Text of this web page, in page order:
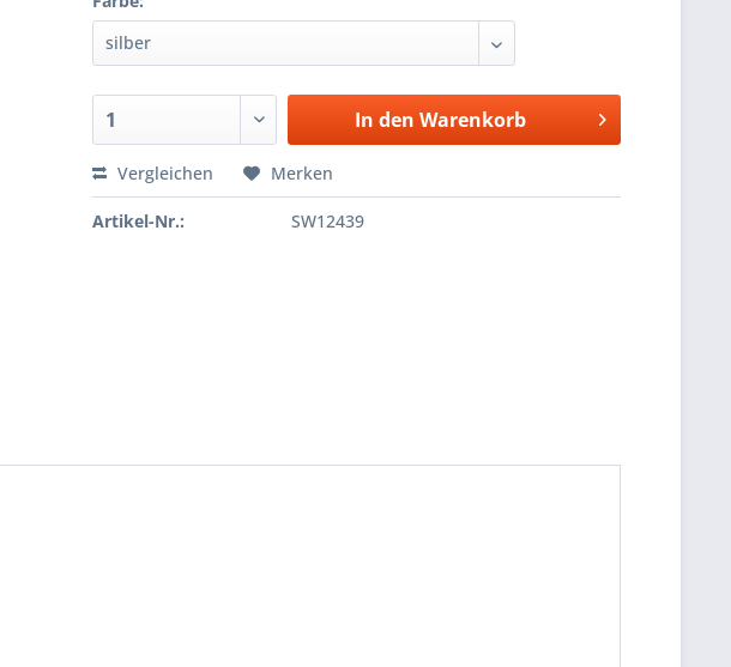
In den Warenkorb
Vergleichen Merken
Artikel-Nr.: SW12439